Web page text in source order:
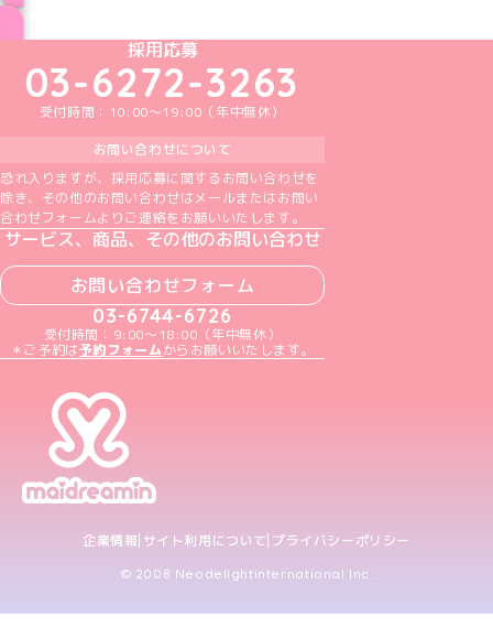
めいどりーみんTikTok公式アカウント
めいどりーみんX公式アカウント
めいどりーみんInstagram公式アカウント
めいどりーみんFacebook公式アカウン
めいどりーみんYouTube公式アカ
採用応募
03-6272-3263
受付時間：10:00～19:00（年中無休）
お問い合わせについて
恐れ入りますが、採用応募に関するお問い合わせを
除き、その他のお問い合わせはメールまたはお問い
合わせフォームよりご連絡をお願いいたします。
サービス、商品、その他のお問い合わせ
お問い合わせフォーム
03-6744-6726
受付時間：9:00～18:00（年中無休）
＊ご予約は予約フォームからお願いいたします。
企業情報 サイト利用について プライバシーポリシー
© 2008 Neodelightinternational Inc.